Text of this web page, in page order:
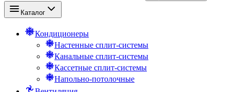
Каталог
Кондиционеры
Настенные сплит-системы
Канальные сплит-системы
Кассетные сплит-системы
Напольно-потолочные